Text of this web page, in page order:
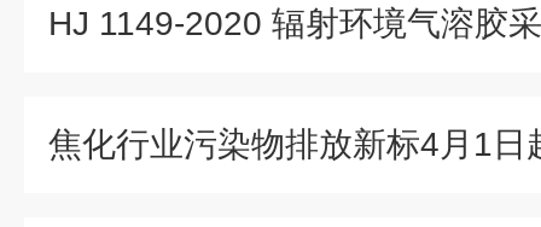
HJ 1149-2020 辐射环境气溶胶